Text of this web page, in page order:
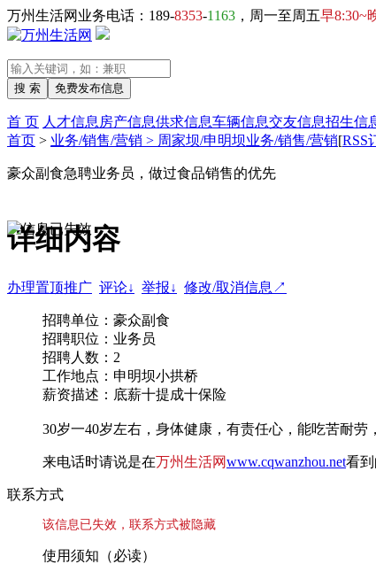
万州生活网业务电话：189-8353-1163 ，周一至周五早8:30~
首 页 人才信息 房产信息供求信息车辆信息交友信息招生信
首页 > 业务/销售/营销 > 周家坝/申明坝业务/销售/营销[RSS
豪众副食急聘业务员，做过食品销售的优先
详细内容
办理置顶推广 评论↓ 举报↓ 修改/取消信息↗
招聘单位：豪众副食
招聘职位：业务员
招聘人数：2
工作地点：申明坝小拱桥
薪资描述：底薪十提成十保险
30岁一40岁左右，身体健康，有责任心，能吃苦耐
来电话时请说是在万州生活网www.cqwanzhou.net看到
联系方式
该信息已失效，联系方式被隐藏
使用须知（必读）